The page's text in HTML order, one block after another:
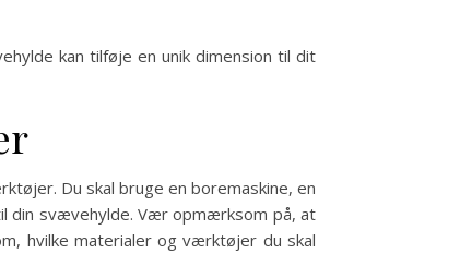
kan tilføje en unik dimension til dit
Du skal bruge en boremaskine, en
din svævehylde. Vær opmærksom på, at
hvilke materialer og værktøjer du skal